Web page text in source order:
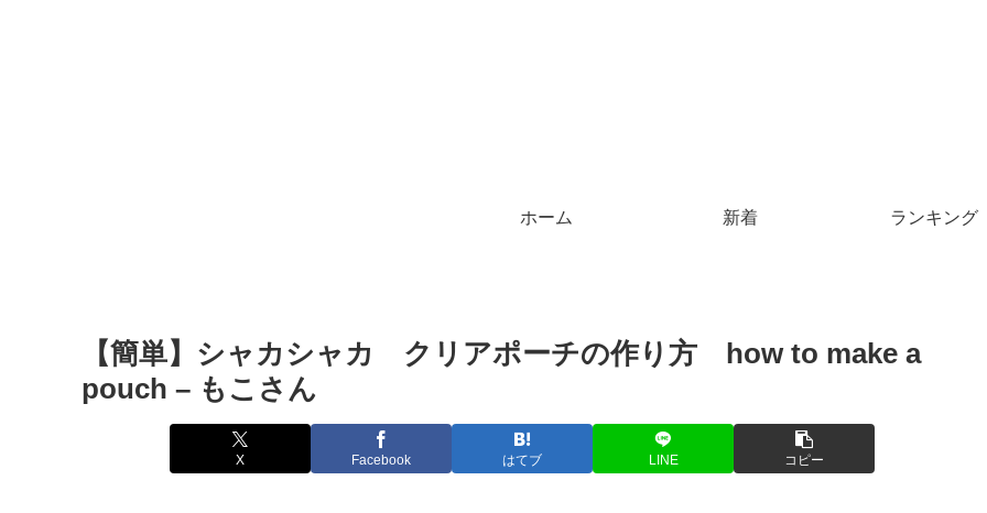
ホーム 新着 ランキング
【簡単】シャカシャカ クリアポーチの作り方 how to make a
pouch – もこさん
X Facebook はてブ LINE コピー